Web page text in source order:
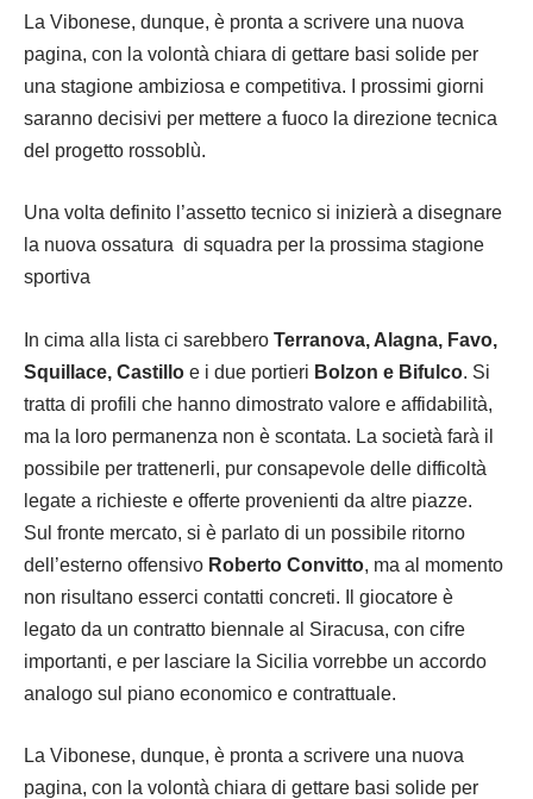
La Vibonese, dunque, è pronta a scrivere una nuova
pagina, con la volontà chiara di gettare basi solide per
una stagione ambiziosa e competitiva. I prossimi giorni
saranno decisivi per mettere a fuoco la direzione tecnica
del progetto rossoblù.
Una volta definito l’assetto tecnico si inizierà a disegnare
la nuova ossatura di squadra per la prossima stagione
sportiva
In cima alla lista ci sarebbero Terranova, Alagna, Favo,
Squillace, Castillo e i due portieri Bolzon e Bifulco. Si
tratta di profili che hanno dimostrato valore e affidabilità,
ma la loro permanenza non è scontata. La società farà il
possibile per trattenerli, pur consapevole delle difficoltà
legate a richieste e offerte provenienti da altre piazze.
Sul fronte mercato, si è parlato di un possibile ritorno
dell’esterno offensivo Roberto Convitto, ma al momento
non risultano esserci contatti concreti. Il giocatore è
legato da un contratto biennale al Siracusa, con cifre
importanti, e per lasciare la Sicilia vorrebbe un accordo
analogo sul piano economico e contrattuale.
La Vibonese, dunque, è pronta a scrivere una nuova
pagina, con la volontà chiara di gettare basi solide per